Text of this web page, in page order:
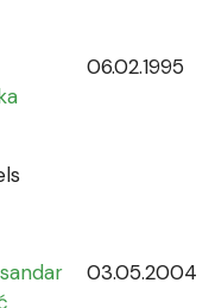
06.02.1995
03.05.2004